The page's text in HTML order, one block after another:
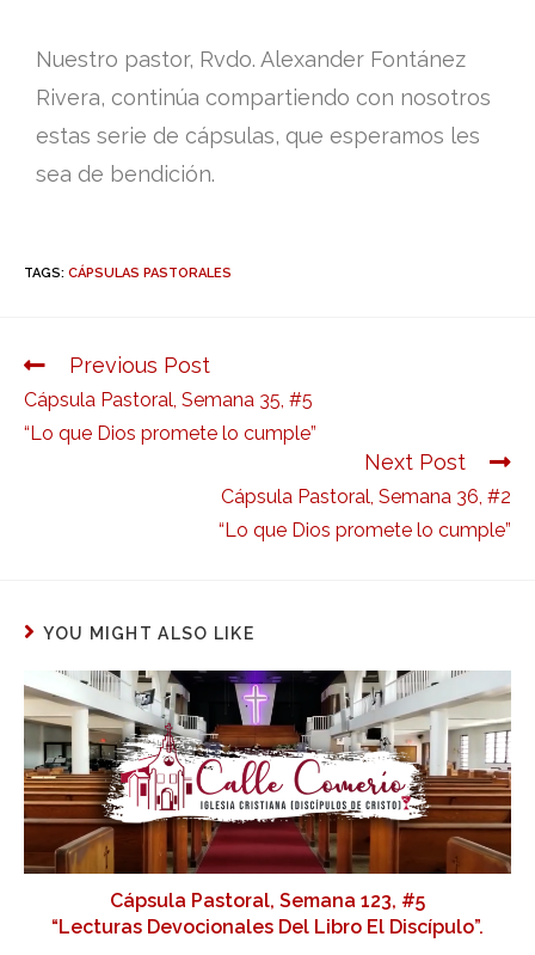
Nuestro pastor, Rvdo. Alexander Fontánez
Rivera, continúa compartiendo con nosotros
estas serie de cápsulas, que esperamos les
sea de bendición.
TAGS: CÁPSULAS PASTORALES
Previous Post
Cápsula Pastoral, Semana 35, #5
“Lo que Dios promete lo cumple”
Next Post
Cápsula Pastoral, Semana 36, #2
“Lo que Dios promete lo cumple”
YOU MIGHT ALSO LIKE
Cápsula Pastoral, Semana 123, #5
“Lecturas Devocionales Del Libro El Discípulo”.